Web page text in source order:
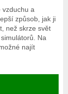
vzduchu a
způsob, jak ji
než skrze svět
Na
najít